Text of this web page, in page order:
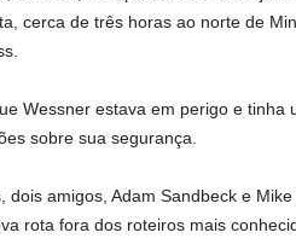
cerca de três horas ao norte de
Wessner estava em perigo e
sobre sua segurança.
dois amigos, Adam Sandbeck e
rota fora dos roteiros mais